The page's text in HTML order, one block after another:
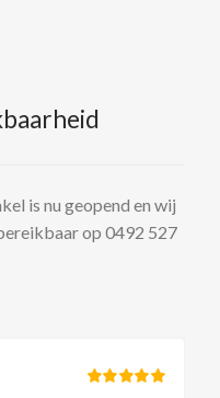
is nu geopend en wij
op 0492 527